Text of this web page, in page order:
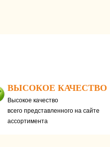
ВЫСОКОЕ КАЧЕСТВО
Высокое качество
всего представленного на сайте
ассортимента